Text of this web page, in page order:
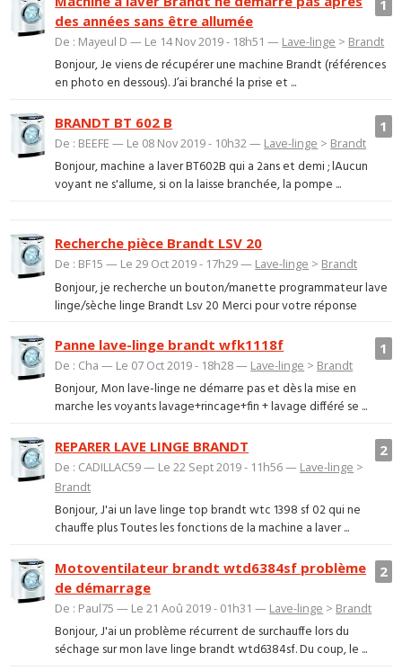
1
des années sans être allumée
De : Mayeul D — Le 14 Nov 2019 - 18h51 — Lave-linge > Brandt
Bonjour, Je viens de récupérer une machine Brandt (références
en photo en dessous). J’ai branché la prise et ...
1
BRANDT BT 602 B
De : BEEFE — Le 08 Nov 2019 - 10h32 — Lave-linge > Brandt
Bonjour, machine a laver BT602B qui a 2ans et demi ; lAucun
voyant ne s'allume, si on la laisse branchée, la pompe ...
Recherche pièce Brandt LSV 20
De : BF15 — Le 29 Oct 2019 - 17h29 — Lave-linge > Brandt
Bonjour, je recherche un bouton/manette programmateur lave
linge/sèche linge Brandt Lsv 20 Merci pour votre réponse
1
Panne lave-linge brandt wfk1118f
De : Cha — Le 07 Oct 2019 - 18h28 — Lave-linge > Brandt
Bonjour, Mon lave-linge ne démarre pas et dès la mise en
marche les voyants lavage+rincage+fin + lavage différé se ...
2
REPARER LAVE LINGE BRANDT
De : CADILLAC59 — Le 22 Sept 2019 - 11h56 — Lave-linge >
Brandt
Bonjour, J'ai un lave linge top brandt wtc 1398 sf 02 qui ne
chauffe plus Toutes les fonctions de la machine a laver ...
2
Motoventilateur brandt wtd6384sf problème
de démarrage
De : Paul75 — Le 21 Aoû 2019 - 01h31 — Lave-linge > Brandt
Bonjour, J'ai un problème récurrent de surchauffe lors du
séchage sur mon lave linge brandt wtd6384sf. Du coup, le ...